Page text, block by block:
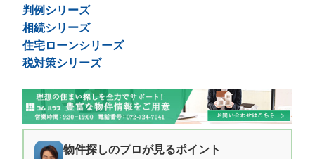
判例シリーズ
相続シリーズ
住宅ローンシリーズ
税対策シリーズ
物件探しのプロが見るポイント